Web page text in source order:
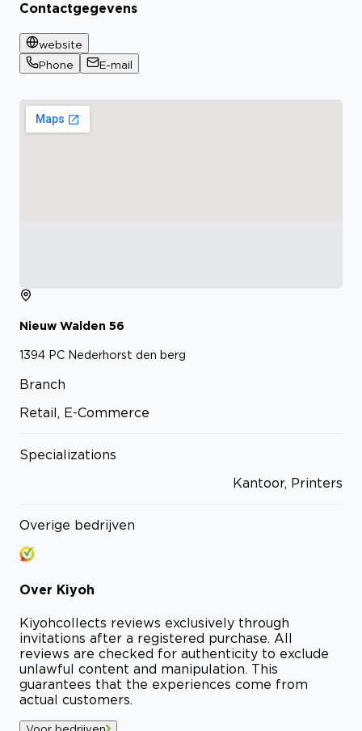
Contactgegevens
website
Phone
E-mail
Nieuw Walden 56
1394 PC Nederhorst den berg
Branch
Retail, E-Commerce
Specializations
Kantoor, Printers
Overige bedrijven
Over Kiyoh
Kiyohcollects reviews exclusively through
invitations after a registered purchase. All
reviews are checked for authenticity to exclude
unlawful content and manipulation. This
guarantees that the experiences come from
actual customers.
Voor bedrijven